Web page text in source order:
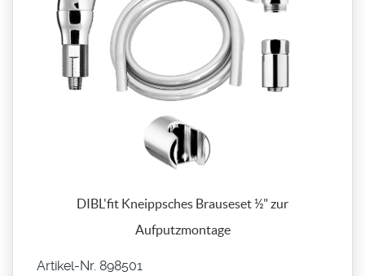
DIBL'fit Kneippsches Brauseset ½" zur
Aufputzmontage
Artikel-Nr. 898501